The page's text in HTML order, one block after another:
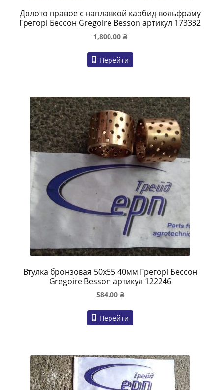
Долото правое с наплавкой карбид вольфраму
Грегорі Бессон Gregoire Besson артикул 173332
1,800.00 ₴
Перейти
Втулка бронзовая 50х55 40мм Грегорі Бессон
Gregoire Besson артикул 122246
584.00 ₴
Перейти